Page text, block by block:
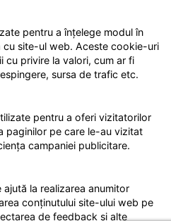
pentru a înțelege modul în
site-ul web. Aceste cookie-uri
cu privire la valori, cum ar fi
sursa de trafic etc.
pentru a oferi vizitatorilor
paginilor pe care le-au vizitat
campaniei publicitare.
la realizarea anumitor
conținutului site-ului web pe
de feedback și alte